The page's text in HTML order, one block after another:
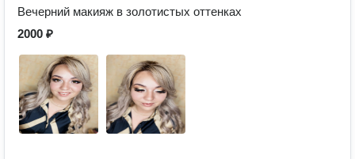
Вечерний макияж в золотистых оттенках
2000 ₽